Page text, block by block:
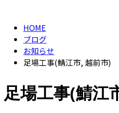
HOME
ブログ
お知らせ
足場工事(鯖江市, 越前市)
足場工事(鯖江